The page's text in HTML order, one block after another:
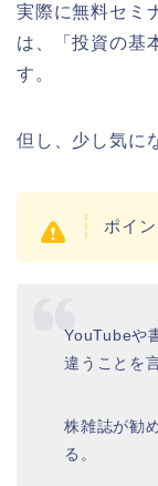
実際に無料セミ
は、「投資の基
す。
但し、少し気に
ポイ
YouTubeや
違うことを
株雑誌が勧
る。